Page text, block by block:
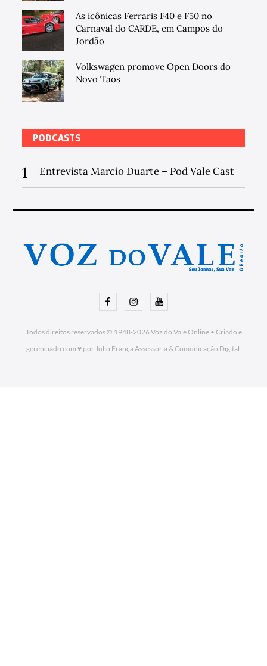
As icônicas Ferraris F40 e F50 no
Carnaval do CARDE, em Campos do
Jordão
Volkswagen promove Open Doors do
Novo Taos
PODCASTS
1 Entrevista Marcio Duarte – Pod Vale Cast
FacebookInstagramYoutube
Todos direitos reservados © 1948-2026Voz do Vale Online• Criado e
gerenciado com ♥ por Julio França Assessoria& Comunicação Digital.